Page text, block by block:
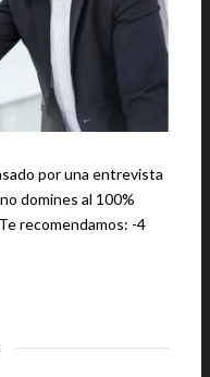
por una entrevista
domines al 100%